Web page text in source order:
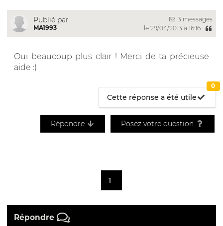
Publié par
MA1993
3 messages
le 29/04/2013 à 16:16
Oui beaucoup plus clair ! Merci de ta précieuse
aide :)
Cette réponse a été utile
0
Répondre Posez votre question
1
Répondre